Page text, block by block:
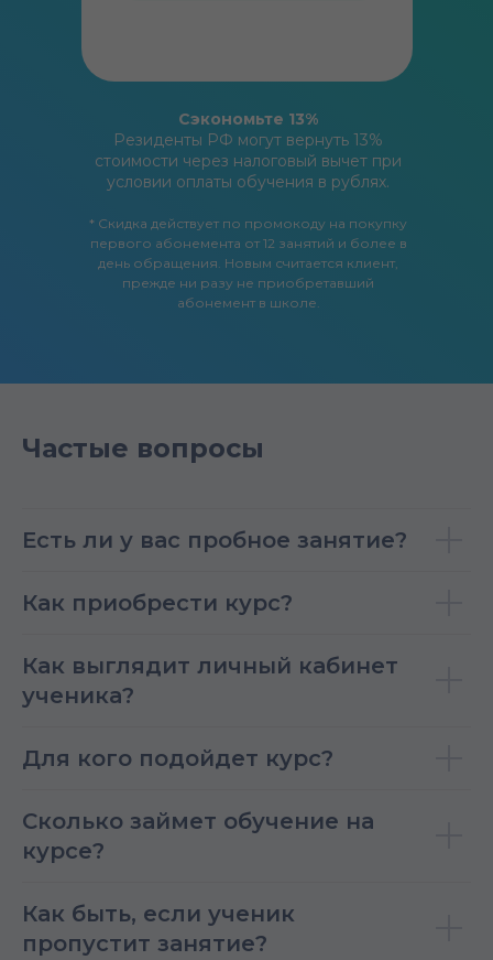
Сэкономьте 13%
Резиденты РФ могут вернуть 13%
стоимости через налоговый вычет при
условии оплаты обучения в рублях.
* Скидка действует по промокоду на покупку
первого абонемента от 12 занятий и более в
день обращения. Новым считается клиент,
прежде ни разу не приобретавший
абонемент в школе.
Частые вопросы
Есть ли у вас пробное занятие?
Как приобрести курс?
Как выглядит личный кабинет
ученика?
Для кого подойдет курс?
Сколько займет обучение на
курсе?
Как быть, если ученик
пропустит занятие?